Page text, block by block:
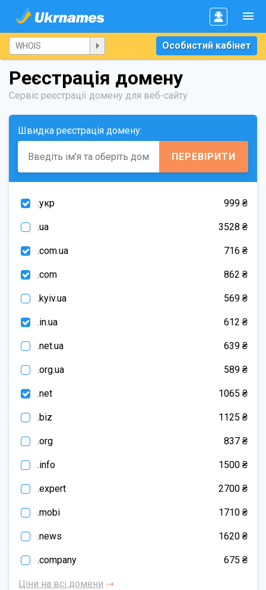
Особистий кабінет
Реєстрація домену
Сервіс реєстрації домену для веб-сайту
Швидка реєстрація домену:
ПЕРЕВІРИТИ
.укр 999 ₴
.ua 3528 ₴
.com.ua 716 ₴
.com 862 ₴
.kyiv.ua 569 ₴
.in.ua 612 ₴
.net.ua 639 ₴
.org.ua 589 ₴
.net 1065 ₴
.biz 1125 ₴
.org 837 ₴
.info 1500 ₴
.expert 2700 ₴
.mobi 1710 ₴
.news 1620 ₴
.company 675 ₴
Ціни на всі домени